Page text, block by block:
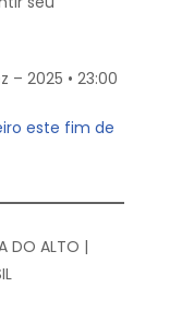
– 2025 • 23:00
este fim de
DO ALTO |